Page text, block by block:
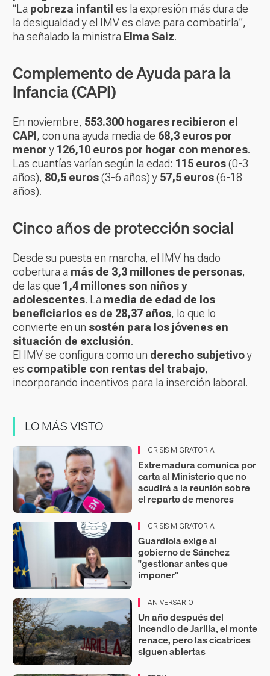
“La pobreza infantil es la expresión más dura de
la desigualdad y el IMV es clave para combatirla”,
ha señalado la ministra Elma Saiz.
Complemento de Ayuda para la
Infancia (CAPI)
En noviembre, 553.300 hogares recibieron el
CAPI , con una ayuda media de 68,3 euros por
menory 126,10 euros por hogar con menores.
Las cuantías varían según la edad: 115 euros(0-3
años), 80,5 euros(3-6 años) y 57,5 euros(6-18
años).
Cinco años de protección social
Desde su puesta en marcha, el IMV ha dado
cobertura a más de 3,3 millones de personas,
de las que 1,4 millones son niños y
adolescentes. La media de edad de los
beneficiarios es de 28,37 años, lo que lo
convierte en un sostén para los jóvenes en
situación de exclusión.
El IMV se configura como un derecho subjetivoy
es compatible con rentas del trabajo,
incorporando incentivos para la inserción laboral.
LO MÁS VISTO
CRISIS MIGRATORIA
Extremadura comunica por
carta al Ministerio que no
acudirá a la reunión sobre
el reparto de menores
CRISIS MIGRATORIA
Guardiola exige al
gobierno de Sánchez
"gestionar antes que
imponer"
ANIVERSARIO
Un año después del
incendio de Jarilla, el monte
renace, pero las cicatrices
siguen abiertas